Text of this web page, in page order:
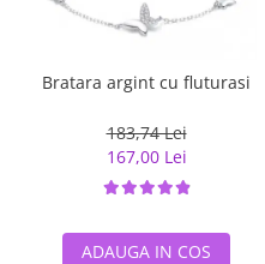
Bratara argint cu fluturasi
183,74 Lei
167,00 Lei
ADAUGA IN COS